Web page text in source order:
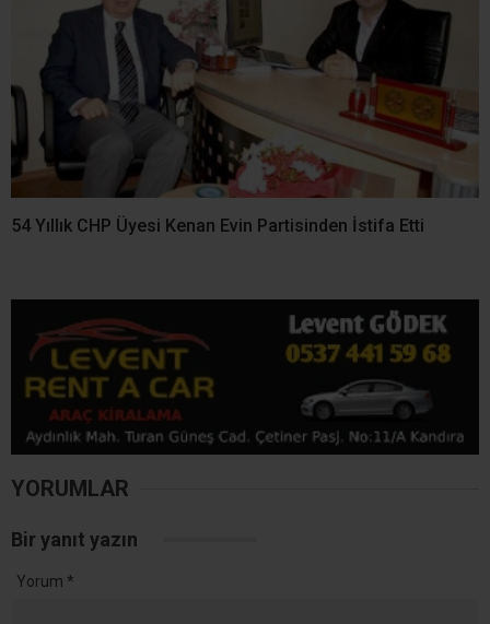
54 Yıllık CHP Üyesi Kenan Evin Partisinden İstifa Etti
YORUMLAR
Bir yanıt yazın
Yorum *